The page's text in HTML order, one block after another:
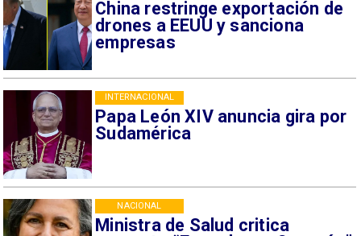
China restringe exportación de
drones a EEUU y sanciona
empresas
Papa León XIV anuncia gira por
Sudamérica
INTERNACIONAL
Ministra de Salud critica
NACIONAL